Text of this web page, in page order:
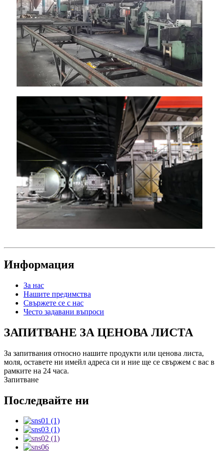
Информация
За нас
Нашите предимства
Свържете се с нас
Често задавани въпроси
ЗАПИТВАНЕ ЗА ЦЕНОВА ЛИСТА
За запитвания относно нашите продукти или ценова листа,
моля, оставете ни имейл адреса си и ние ще се свържем с вас в
рамките на 24 часа.
Запитване
Последвайте ни